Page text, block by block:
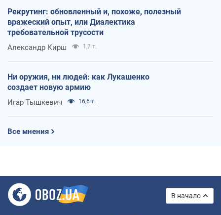
Рекрутинг: обновленный и, похоже, полезный
вражеский опыт, или Диалектика
требовательной трусости
Александр Кирш 1,7 т.
Ни оружия, ни людей: как Лукашенко
создает новую армию
Игар Тышкевич 16,6 т.
Все мнения
В начало